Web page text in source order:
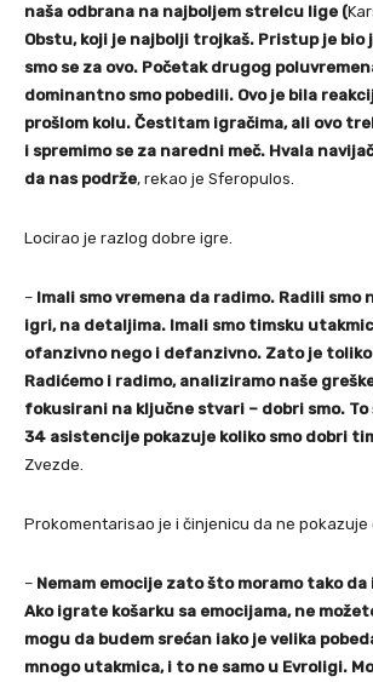
naša odbrana na najboljem strelcu lige (
Obstu, koji je najbolji trojkaš. Pristup je bio
smo se za ovo. Početak drugog
dominantno smo pobedili. Ovo je bila
prošlom kolu. Čestitam igračima, ali ovo
i spremimo se za naredni meč. Hvala
da nas podrže, rekao je Sferopulos.
Locirao je razlog dobre igre.
– Imali smo vremena da radimo. Radili smo
igri, na detaljima. Imali smo timsku
ofanzivno nego i defanzivno. Zato je
Radićemo i radimo, analiziramo naše
fokusirani na ključne stvari – dobri smo.
34 asistencije pokazuje koliko smo dobri
Zvezde.
Prokomentarisao je i činjenicu da ne pokazuje
– Nemam emocije zato što moramo tako
Ako igrate košarku sa emocijama, ne
mogu da budem srećan iako je velika
mnogo utakmica, i to ne samo u Evroligi.